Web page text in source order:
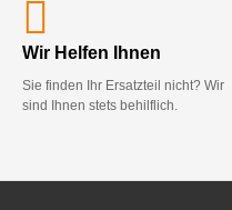
Wir Helfen Ihnen
Sie finden Ihr Ersatzteil nicht? Wir
sind Ihnen stets behilflich.